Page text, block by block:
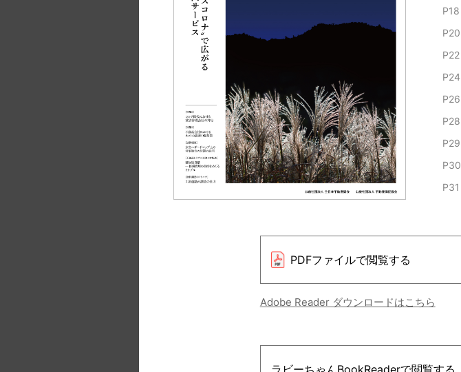
P18
P20
P22
P24
P26
P28
P29
P30
P31
PDFファイルで閲覧する
Adobe Reader ダウンロードはこちら